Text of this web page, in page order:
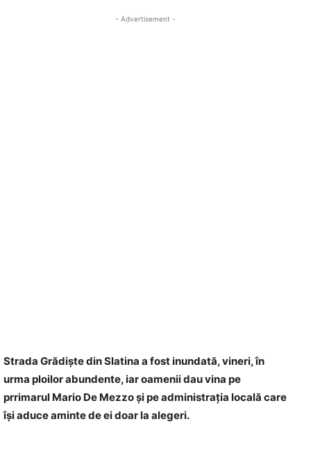
- Advertisement -
Strada Grădişte din Slatina a fost inundată, vineri, în
urma ploilor abundente, iar oamenii dau vina pe
prrimarul Mario De Mezzo şi pe administraţia locală care
îşi aduce aminte de ei doar la alegeri.